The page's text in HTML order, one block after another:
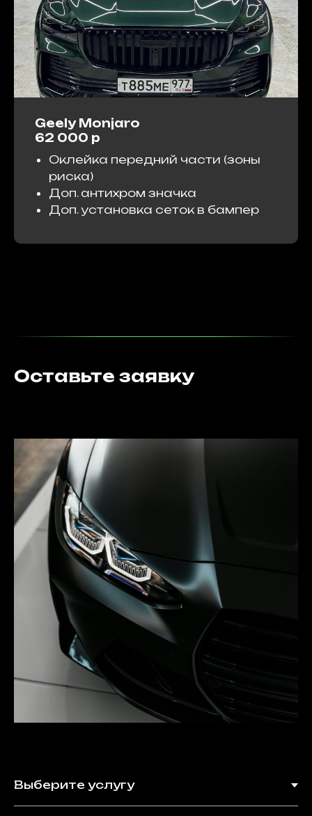
Geely Monjaro
62 000 р
Оклейка передний части (зоны
риска)
Доп. антихром значка
Доп. установка сеток в бампер
Оставьте заявку